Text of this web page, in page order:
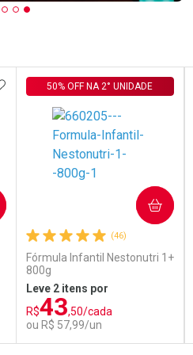
AOS FAVORITOS
(46)
Fórmula Infantil Nestonutri 1+
800g
50% OFF NA 2° UNIDADE
Leve 2 itens por
R$43,50/cada
ou R$ 57,99/un
COMPRAR